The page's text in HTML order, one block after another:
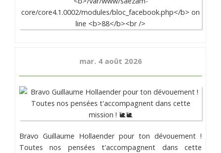
mar. 4 août 2026
Bravo Guillaume Hollaender pour ton dévouement !
Toutes nos pensées t'accompagnent dans cette